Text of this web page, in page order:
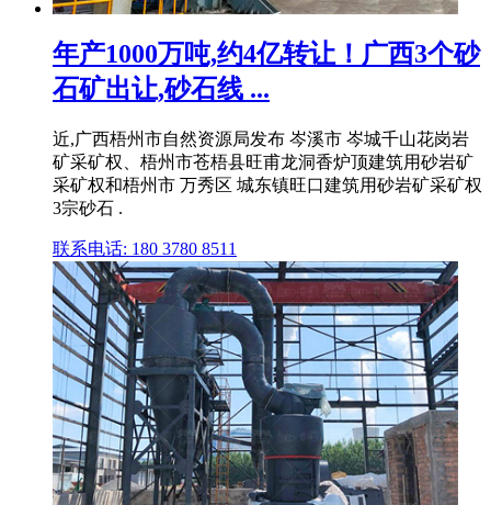
年产1000万吨,约4亿转让！广西3个砂
石矿出让,砂石线 ...
近,广西梧州市自然资源局发布 岑溪市 岑城千山花岗岩
矿采矿权、梧州市苍梧县旺甫龙洞香炉顶建筑用砂岩矿
采矿权和梧州市 万秀区 城东镇旺口建筑用砂岩矿采矿权
3宗砂石 .
联系电话: 180 3780 8511